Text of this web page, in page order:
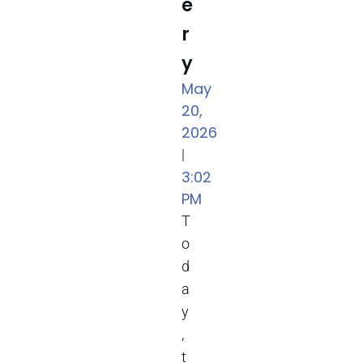
e
r
y
May
20,
2026
|
3:02
PM
T
o
d
a
y
,
t